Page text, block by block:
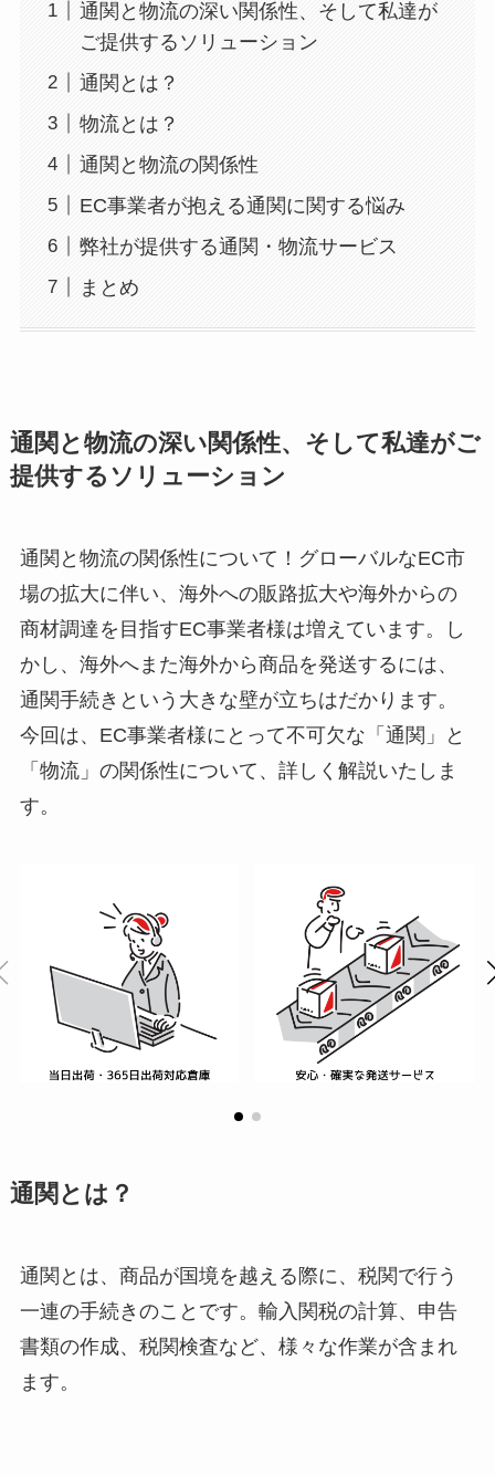
通関と物流の深い関係性、そして私達が
ご提供するソリューション
通関とは？
物流とは？
通関と物流の関係性
EC事業者が抱える通関に関する悩み
弊社が提供する通関・物流サービス
まとめ
通関と物流の深い関係性、そして私達がご
提供するソリューション
通関と物流の関係性について！グローバルなEC市
場の拡大に伴い、海外への販路拡大や海外からの
商材調達を目指すEC事業者様は増えています。し
かし、海外へまた海外から商品を発送するには、
通関手続きという大きな壁が立ちはだかります。
今回は、EC事業者様にとって不可欠な「通関」と
「物流」の関係性について、詳しく解説いたしま
す。
通関とは？
通関とは、商品が国境を越える際に、税関で行う
一連の手続きのことです。輸入関税の計算、申告
書類の作成、税関検査など、様々な作業が含まれ
ます。